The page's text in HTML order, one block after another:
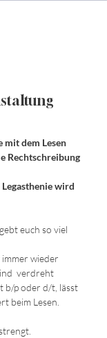
mit dem Lesen
Rechtschreibung
Legasthenie wird
euch so viel
wieder
verdreht
b/p oder d/t, lässt
beim Lesen.